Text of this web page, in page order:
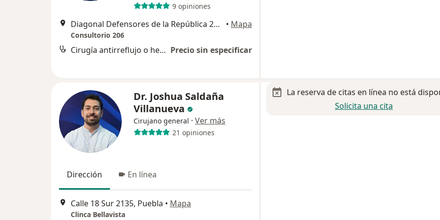
9 opiniones
Diagonal Defensores de la República 201, Puebla • Mapa
Consultorio 206
Cirugía antirreflujo o hernia hiatal Precio sin especificar
Dr. Joshua Saldaña
Villanueva
Cirujano general · Ver más
21 opiniones
Dirección En línea
Calle 18 Sur 2135, Puebla • Mapa
Clinca Bellavista
La reserva de citas en línea no está
Solicita una cita